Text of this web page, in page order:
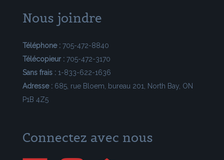
Nous joindre
Téléphone : 705-472-8840
Télécopieur : 705-472-3170
Sans frais : 1-833-622-1636
Adresse : 685, rue Bloem, bureau 201, North Bay, ON
P1B 4Z5
Connectez avec nous